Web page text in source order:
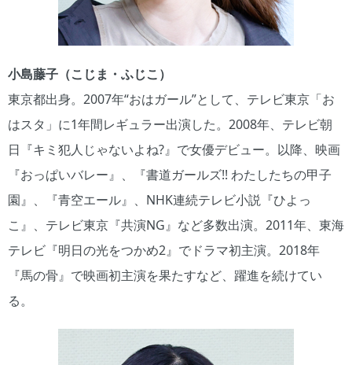
小島藤子（こじま・ふじこ）
東京都出身。2007年“おはガール”として、テレビ東京「お
はスタ」に1年間レギュラー出演した。2008年、テレビ朝
日『キミ犯人じゃないよね?』で女優デビュー。以降、映画
『おっぱいバレー』、『書道ガールズ!! わたしたちの甲子
園』、『青空エール』、NHK連続テレビ小説『ひよっ
こ』、テレビ東京『共演NG』など多数出演。2011年、東海
テレビ『明日の光をつかめ2』でドラマ初主演。2018年
『馬の骨』で映画初主演を果たすなど、躍進を続けてい
る。